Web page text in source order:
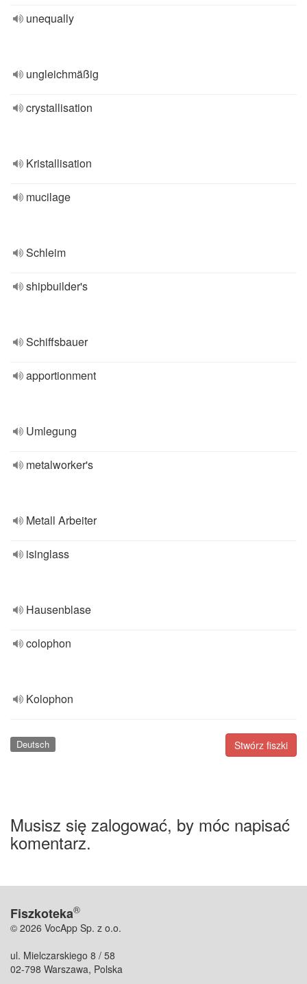
unequally
ungleichmäßig
crystallisation
Kristallisation
mucilage
Schleim
shipbuilder's
Schiffsbauer
apportionment
Umlegung
metalworker's
Metall Arbeiter
isinglass
Hausenblase
colophon
Kolophon
Stwórz fiszki
Deutsch
Musisz się zalogować, by móc napisać
komentarz.
Fiszkoteka®
© 2026 VocApp Sp. z o.o.
ul. Mielczarskiego 8 / 58
02-798 Warszawa, Polska